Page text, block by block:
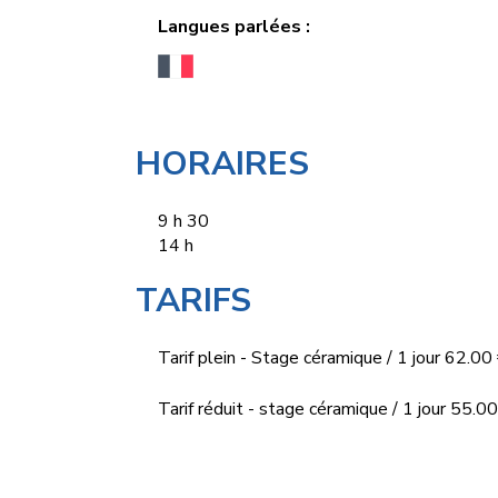
Langues parlées :
HORAIRES
9 h 30
14 h
TARIFS
Tarif plein - Stage céramique / 1 jour 62.00
Tarif réduit - stage céramique / 1 jour